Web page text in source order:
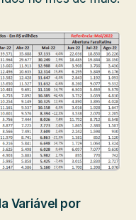
Variável por